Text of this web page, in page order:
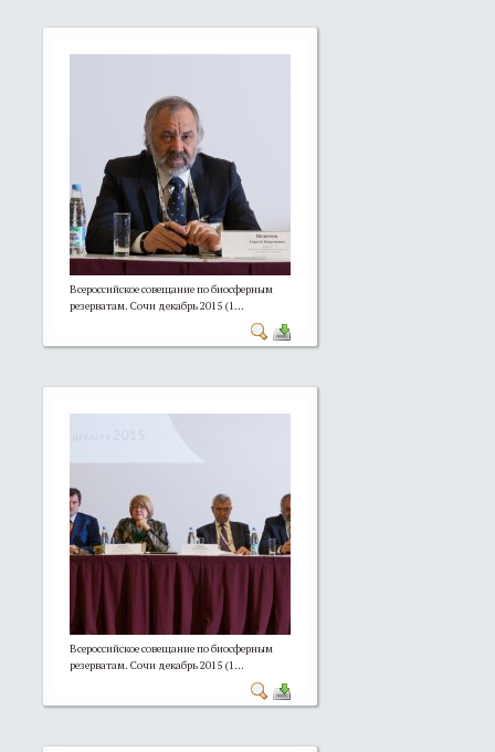
Всероссийское совещание по биосферным
резерватам. Сочи декабрь 2015 (1...
Всероссийское совещание по биосферным
резерватам. Сочи декабрь 2015 (1...